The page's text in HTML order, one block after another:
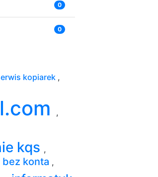
0
0
kopiarek ,
,
kqs ,
bez konta ,